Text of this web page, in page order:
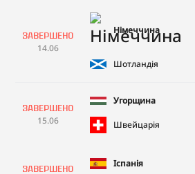
Завершено
14.06
Німеччина
Шотландія
Завершено
15.06
Угорщина
Швейцарія
Завершено
Іспанія